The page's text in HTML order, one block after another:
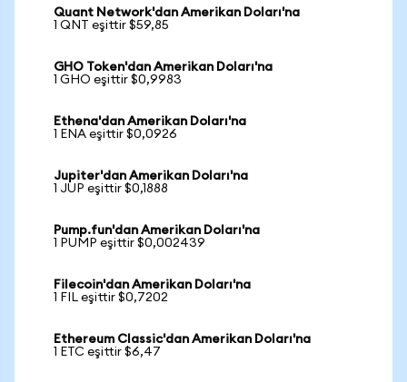
Quant Network'dan Amerikan Doları'na
1 QNT eşittir $59,85
GHO Token'dan Amerikan Doları'na
1 GHO eşittir $0,9983
Ethena'dan Amerikan Doları'na
1 ENA eşittir $0,0926
Jupiter'dan Amerikan Doları'na
1 JUP eşittir $0,1888
Pump.fun'dan Amerikan Doları'na
1 PUMP eşittir $0,002439
Filecoin'dan Amerikan Doları'na
1 FIL eşittir $0,7202
Ethereum Classic'dan Amerikan Doları'na
1 ETC eşittir $6,47